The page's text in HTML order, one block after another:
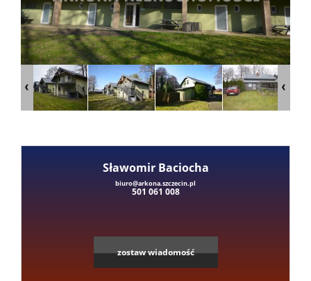
Domy
Dzialki
Sławomir Baciocha
biuro@arkona.szczecin.pl
501 061 008
zostaw wiadomość